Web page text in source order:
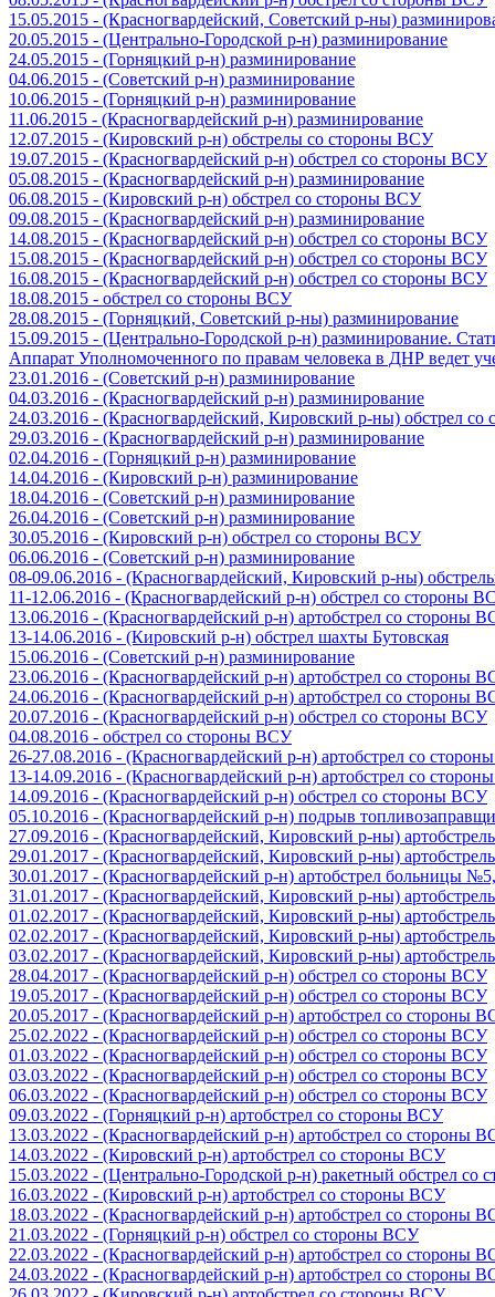
15.05.2015 - (Красногвардейский, Советский р-ны)
20.05.2015 - (Центрально-Городской р-н) разминирование
24.05.2015 - (Горняцкий р-н) разминирование
04.06.2015 - (Советский р-н) разминирование
10.06.2015 - (Горняцкий р-н) разминирование
11.06.2015 - (Красногвардейский р-н) разминирование
12.07.2015 - (Кировский р-н) обстрелы со стороны ВСУ
19.07.2015 - (Красногвардейский р-н) обстрел со стороны ВСУ
05.08.2015 - (Красногвардейский р-н) разминирование
06.08.2015 - (Кировский р-н) обстрел со стороны ВСУ
09.08.2015 - (Красногвардейский р-н) разминирование
14.08.2015 - (Красногвардейский р-н) обстрел со стороны ВСУ
15.08.2015 - (Красногвардейский р-н) обстрел со стороны ВСУ
16.08.2015 - (Красногвардейский р-н) обстрел со стороны ВСУ
18.08.2015 - обстрел со стороны ВСУ
28.08.2015 - (Горняцкий, Советский р-ны) разминирование
15.09.2015 - (Центрально-Городской р-н) разминирование.
Аппарат Уполномоченного по правам человека в ДНР ведет
23.01.2016 - (Советский р-н) разминирование
04.03.2016 - (Красногвардейский р-н) разминирование
24.03.2016 - (Красногвардейский, Кировский р-ны) обстрел
29.03.2016 - (Красногвардейский р-н) разминирование
02.04.2016 - (Горняцкий р-н) разминирование
14.04.2016 - (Кировский р-н) разминирование
18.04.2016 - (Советский р-н) разминирование
26.04.2016 - (Советский р-н) разминирование
30.05.2016 - (Кировский р-н) обстрел со стороны ВСУ
06.06.2016 - (Советский р-н) разминирование
08-09.06.2016 - (Красногвардейский, Кировский р-ны)
11-12.06.2016 - (Красногвардейский р-н) обстрел со стороны
13.06.2016 - (Красногвардейский р-н) артобстрел со стороны
13-14.06.2016 - (Кировский р-н) обстрел шахты Бутовская
15.06.2016 - (Советский р-н) разминирование
23.06.2016 - (Красногвардейский р-н) артобстрел со стороны
24.06.2016 - (Красногвардейский р-н) артобстрел со стороны
20.07.2016 - (Красногвардейский р-н) обстрел со стороны ВСУ
04.08.2016 - обстрел со стороны ВСУ
26-27.08.2016 - (Красногвардейский р-н) артобстрел со
13-14.09.2016 - (Красногвардейский р-н) артобстрел со
14.09.2016 - (Красногвардейский р-н) обстрел со стороны ВСУ
05.10.2016 - (Красногвардейский р-н) подрыв
27.09.2016 - (Красногвардейский, Кировский р-ны)
29.01.2017 - (Красногвардейский, Кировский р-ны)
30.01.2017 - (Красногвардейский р-н) артобстрел больницы
31.01.2017 - (Красногвардейский, Кировский р-ны)
01.02.2017 - (Красногвардейский, Кировский р-ны)
02.02.2017 - (Красногвардейский, Кировский р-ны)
03.02.2017 - (Красногвардейский, Кировский р-ны)
28.04.2017 - (Красногвардейский р-н) обстрел со стороны ВСУ
19.05.2017 - (Красногвардейский р-н) обстрел со стороны ВСУ
20.05.2017 - (Красногвардейский р-н) артобстрел со стороны
25.02.2022 - (Красногвардейский р-н) обстрел со стороны ВСУ
01.03.2022 - (Красногвардейский р-н) обстрел со стороны ВСУ
03.03.2022 - (Красногвардейский р-н) обстрел со стороны ВСУ
06.03.2022 - (Красногвардейский р-н) обстрел со стороны ВСУ
09.03.2022 - (Горняцкий р-н) артобстрел со стороны ВСУ
13.03.2022 - (Красногвардейский р-н) артобстрел со стороны
14.03.2022 - (Кировский р-н) артобстрел со стороны ВСУ
15.03.2022 - (Центрально-Городской р-н) ракетный обстрел со
16.03.2022 - (Кировский р-н) артобстрел со стороны ВСУ
18.03.2022 - (Красногвардейский р-н) артобстрел со стороны
21.03.2022 - (Горняцкий р-н) обстрел со стороны ВСУ
22.03.2022 - (Красногвардейский р-н) артобстрел со стороны
24.03.2022 - (Красногвардейский р-н) артобстрел со стороны